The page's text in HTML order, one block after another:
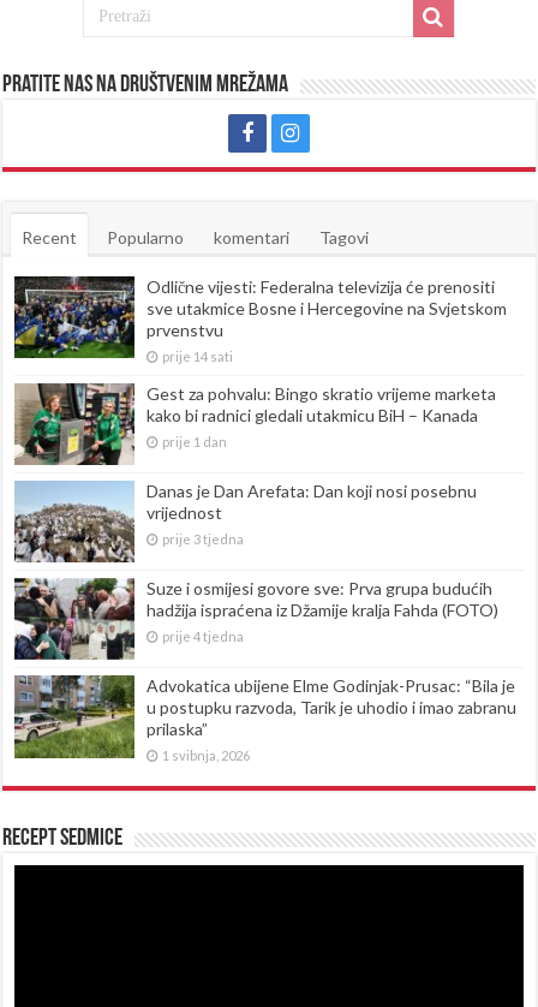
Pratite nas na društvenim mrežama
Recent Popularno komentari Tagovi
Odlične vijesti: Federalna televizija će prenositi
sve utakmice Bosne i Hercegovine na Svjetskom
prvenstvu
prije 14 sati
Gest za pohvalu: Bingo skratio vrijeme marketa
kako bi radnici gledali utakmicu BiH – Kanada
prije 1 dan
Danas je Dan Arefata: Dan koji nosi posebnu
vrijednost
prije 3 tjedna
Suze i osmijesi govore sve: Prva grupa budućih
hadžija ispraćena iz Džamije kralja Fahda (FOTO)
prije 4 tjedna
Advokatica ubijene Elme Godinjak-Prusac: “Bila je
u postupku razvoda, Tarik je uhodio i imao zabranu
prilaska”
1 svibnja, 2026
Recept sedmice